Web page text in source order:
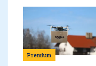
Premium